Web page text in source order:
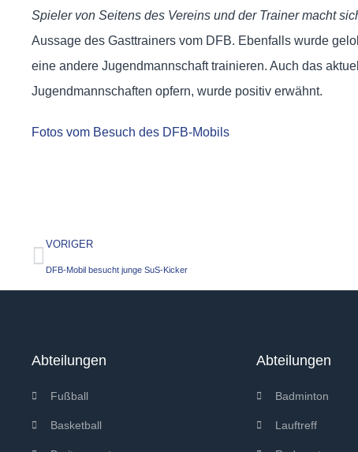
Spieler von Seitens des Vereins und der Trainer macht
Aussage des Gasttrainers vom DFB. Ebenfalls wurde
eine andere Jugendmannschaft trainieren. Auch das
Jugendmannschaften opfern, wurde positiv erwähnt.
Fotos vom Besuch des DFB-Mobils
VORIGER
DFB-Mobil besucht junge SuS-Kicker
Abteilungen
Fußball
Basketball
Abteilungen
Badminton
Lauftreff